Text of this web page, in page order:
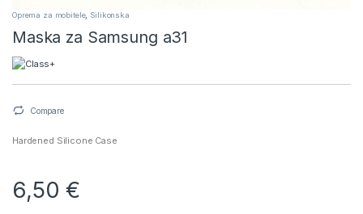
Oprema za mobitele, Silikonska
Maska za Samsung a31
Compare
Hardened Silicone Case
6,50€